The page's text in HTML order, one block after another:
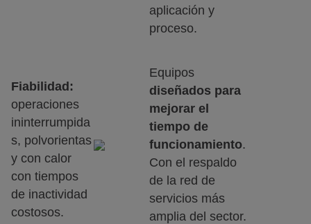
aplicación y
proceso.
Fiabilidad:
operaciones
ininterrumpida
s, polvorientas
y con calor
con tiempos
de inactividad
costosos.
Equipos
diseñados para
mejorar el
tiempo de
funcionamiento.
Con el respaldo
de la red de
servicios más
amplia del sector.